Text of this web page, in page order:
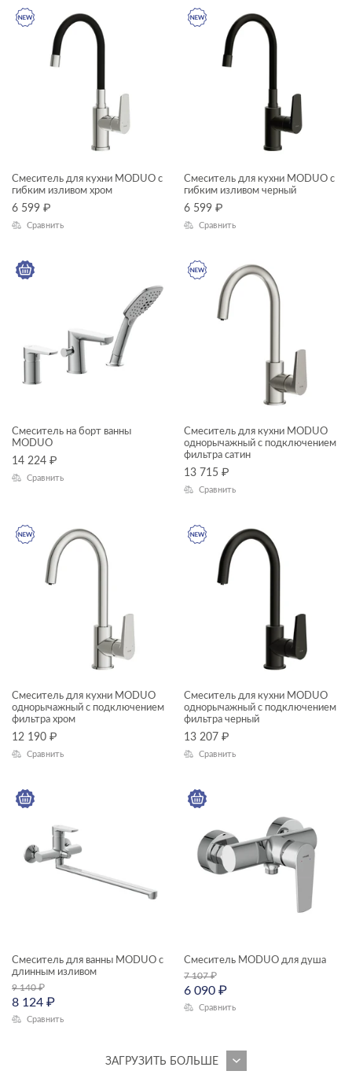
Смеситель для кухни MODUO с
гибким изливом хром
6 599 ₽
Сравнить
Смеситель для кухни MODUO с
гибким изливом черный
6 599 ₽
Сравнить
Смеситель на борт ванны
MODUO
14 224 ₽
Сравнить
Смеситель для кухни MODUO
однорычажный с подключением
фильтра сатин
13 715 ₽
Сравнить
Смеситель для кухни MODUO
однорычажный с подключением
фильтра хром
12 190 ₽
Сравнить
Смеситель для кухни MODUO
однорычажный с подключением
фильтра черный
13 207 ₽
Сравнить
Смеситель для ванны MODUO с
длинным изливом
9 140₽
8 124 ₽
Сравнить
Смеситель MODUO для душа
7 107₽
6 090 ₽
Сравнить
ЗАГРУЗИТЬ БОЛЬШЕ